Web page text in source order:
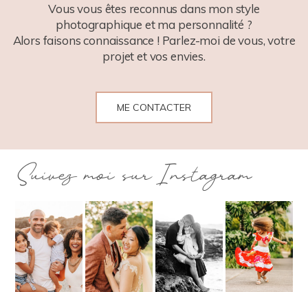
Vous vous êtes reconnus dans mon style
photographique et ma personnalité ?
Alors faisons connaissance ! Parlez-moi de vous, votre
projet et vos envies.
ME CONTACTER
Suivez moi sur Instagram